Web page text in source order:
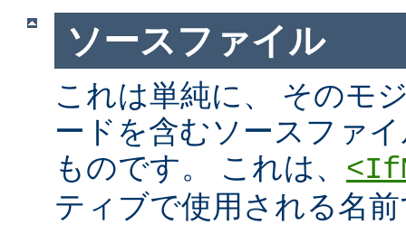
ソースファイル
これは単純に、 そのモ
ードを含むソースファ
ものです。 これは、
ティブで使用される名